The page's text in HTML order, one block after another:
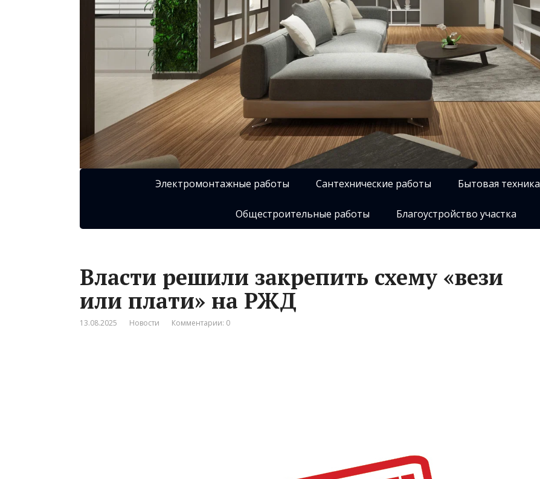
Электромонтажные работы Сантехнические работы Бытовая техника
Общестроительные работы Благоустройство участка
Власти решили закрепить схему «вези
или плати» на РЖД
13.08.2025 Новости Комментарии: 0